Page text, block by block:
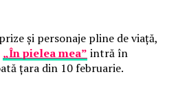
și personaje pline de viață,
„În pielea mea” intră în
țara din 10 februarie.